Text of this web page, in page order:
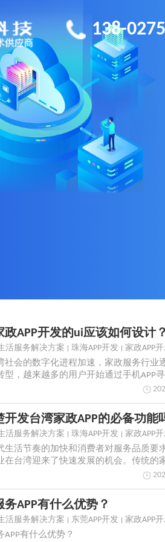
138-
活服务解决方案 珠海APP开发
家政APP
社会的数字化进程加速，家政服务行业
型，越来越多的用户开始通过手机APP
活服务解决方案 珠海APP开发
家政APP
生活节奏的加快和消费者对服务品质要
在台湾迎来了快速发展的机会。传统的
务APP有什么优势？
活服务解决方案 东莞APP开发
家政APP
APP有什么优势？